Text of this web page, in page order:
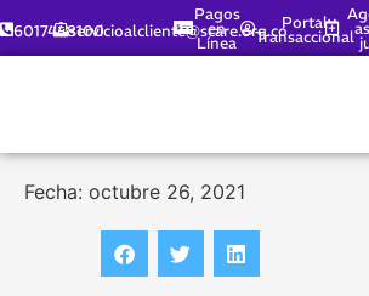
6017448100servicioalcliente@scare.org.co
Pagos
en
Línea
Portal
Transaccional
Fecha: octubre 26, 2021